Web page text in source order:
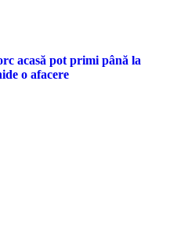
acasă pot primi până la
o afacere